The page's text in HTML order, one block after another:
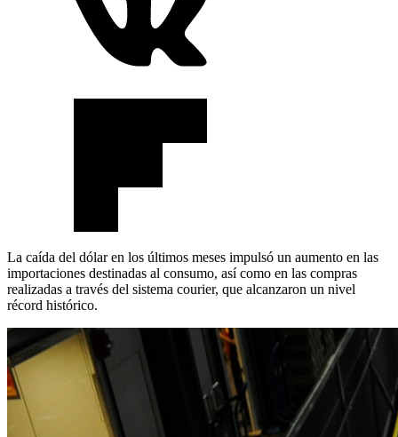
La caída del dólar en los últimos meses impulsó un aumento en las
importaciones destinadas al consumo, así como en las compras
realizadas a través del sistema courier, que alcanzaron un nivel
récord histórico.